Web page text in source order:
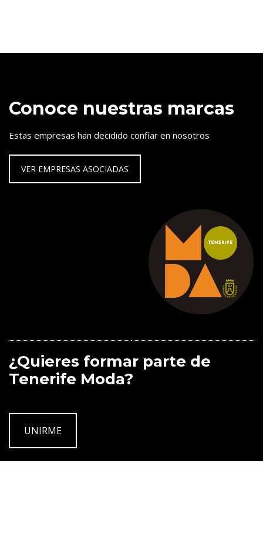
Conoce nuestras marcas
Estas empresas han decidido confiar en nosotros
VER EMPRESAS ASOCIADAS
¿Quieres formar parte de
Tenerife Moda?
UNIRME